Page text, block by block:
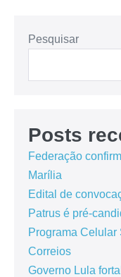
Pesquisar
Posts
Federação
Marília
Edital de
Patrus é pré-
Programa
Correios
Governo Lula